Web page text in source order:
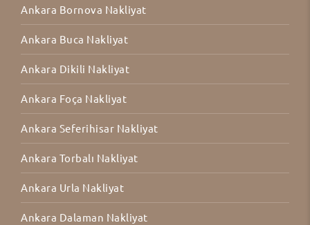
Ankara Bornova Nakliyat
Ankara Buca Nakliyat
Ankara Dikili Nakliyat
Ankara Foça Nakliyat
Ankara Seferihisar Nakliyat
Ankara Torbalı Nakliyat
Ankara Urla Nakliyat
Ankara Dalaman Nakliyat